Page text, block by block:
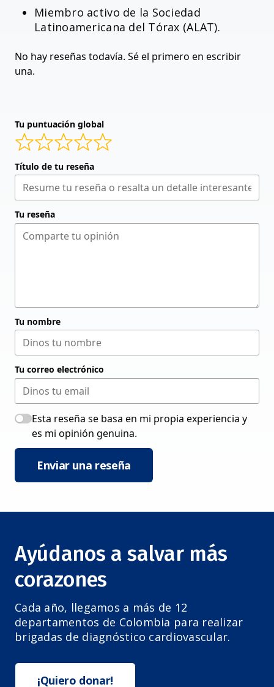
Miembro activo de la Sociedad
Latinoamericana del Tórax (ALAT).
No hay reseñas todavía. Sé el primero en escribir
una.
Tu puntuación global
Título de tu reseña
Tu reseña
Tu nombre
Tu correo electrónico
Esta reseña se basa en mi propia experiencia y
es mi opinión genuina.
Enviar una reseña
Ayúdanos a salvar más
corazones
Cada año, llegamos a más de 12
departamentos de Colombia para realizar
brigadas de diagnóstico cardiovascular.
¡Quiero donar!